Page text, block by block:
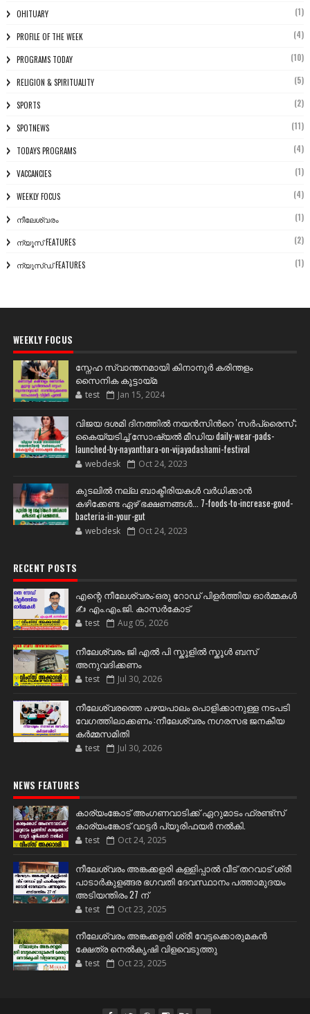
OHITUARY (1)
PROFILE OF THE WEEK (4)
PROGRAMS TODAY (10)
RELIGION & SPIRITUALITY (5)
SPORTS (2)
SPOTNEWS (11)
TODAYS PROGRAMS (4)
VACCANCIES (1)
WEEKLY FOCUS (4)
നീലേശ്വരം (1)
ന്യൂസ് FEATURES (2)
ന്യൂസ്ഡ് FEATURES (1)
WEEKLY FOCUS
സ്നേഹ സ്വാന്തനമായി കിനാനൂർ കരിന്തളം
സൈനിക കൂട്ടായ്മ
test Jan 15, 2024
വിജയ ദശമി ദിനത്തില്‍ നയന്‍സിന്‍റെ 'സര്‍പ്രൈസ്';
കൈയ്യടിച്ച് സോഷ്യല്‍ മീഡിയ daily-wear-pads-
launched-by-nayanthara-on-vijayadashami-festival
webdesk Oct 24, 2023
കുടലിൽ നല്ല ബാക്ടീരിയകൾ വര്‍ധിക്കാന്‍
കഴിക്കേണ്ട ഏഴ് ഭക്ഷണങ്ങള്‍... 7-foods-to-increase-good-
bacteria-in-your-gut
webdesk Oct 24, 2023
RECENT POSTS
എന്റെ നീലേശ്വരം:ഒരു റോഡ് പിളർത്തിയ ഓർമ്മകൾ
✍️ എം.എം.ജി. കാസർകോട്
test Aug 05, 2026
നീലേശ്വരം ജി എൽ പി സ്കൂളിൽ സ്കൂൾ ബസ്
അനുവദിക്കണം
test Jul 30, 2026
നീലേശ്വരത്തെ പഴയപാലം പൊളിക്കാനുള്ള നടപടി
വേഗത്തിലാക്കണം :നീലേശ്വരം നഗരസഭ ജനകീയ
കർമ്മസമിതി
test Jul 30, 2026
NEWS FEATURES
കാര്യംങ്കോട് അംഗണവാടിക്ക് ഏറുമാടം ഫ്രണ്ട്സ്
കാര്യംങ്കോട് വാട്ടർ പ്യൂരിഫയർ നൽകി.
test Oct 24, 2025
നീലേശ്വരം അങ്കക്കളരി കള്ളിപ്പാൽ വീട് തറവാട് ശ്രീ
പാടാർകുളങ്ങര ഭഗവതി ദേവസ്ഥാനം പത്താമുദയം
അടിയന്തിരം 27 ന്
test Oct 23, 2025
നീലേശ്വരം അങ്കക്കളരി ശ്രീ വേട്ടക്കൊരുമകൻ
ക്ഷേത്ര നെൽകൃഷി വിളവെടുത്തു
test Oct 23, 2025